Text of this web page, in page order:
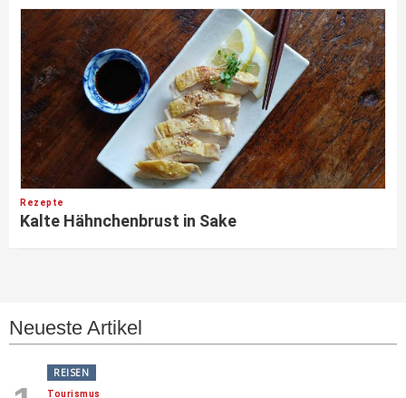
Rezepte
Kalte Hähnchenbrust in Sake
Neueste Artikel
REISEN
Tourismus